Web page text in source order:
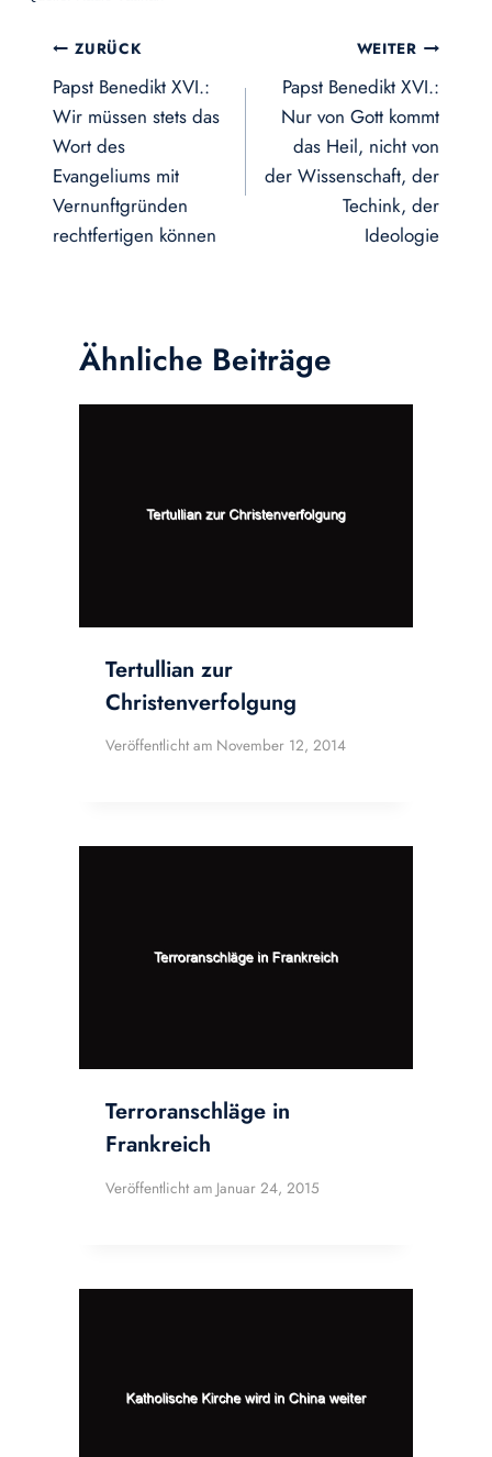
Beitragsnavigation
ZURÜCK
Papst Benedikt XVI.:
Wir müssen stets das
Wort des
Evangeliums mit
Vernunftgründen
rechtfertigen können
WEITER
Papst Benedikt XVI.:
Nur von Gott kommt
das Heil, nicht von
der Wissenschaft, der
Techink, der
Ideologie
Ähnliche Beiträge
Tertullian zur
Christenverfolgung
Veröffentlicht am November 12, 2014
Terroranschläge in
Frankreich
Veröffentlicht am Januar 24, 2015